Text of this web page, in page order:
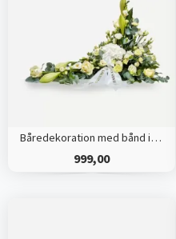
Båredekoration med bånd i klassisk stil - creme
999,00